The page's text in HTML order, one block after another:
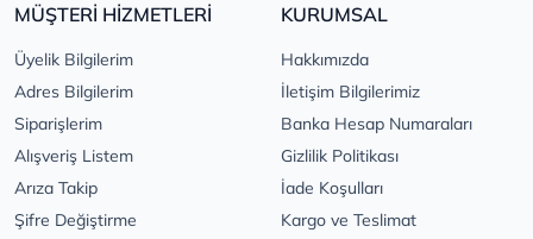
MÜŞTERİ HİZMETLERİ
Üyelik Bilgilerim
Adres Bilgilerim
Siparişlerim
Alışveriş Listem
Arıza Takip
Şifre Değiştirme
KURUMSAL
Hakkımızda
İletişim Bilgilerimiz
Banka Hesap Numaraları
Gizlilik Politikası
İade Koşulları
Kargo ve Teslimat